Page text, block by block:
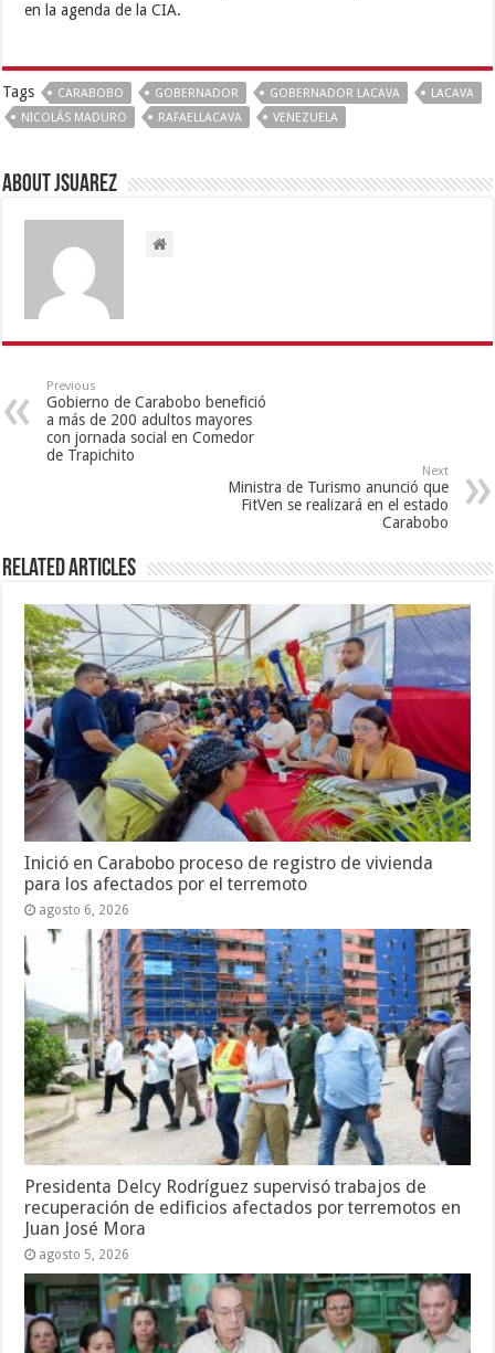
en la agenda de la CIA.
Tags CARABOBO GOBERNADOR GOBERNADOR LACAVA
LACAVA
NICOLÁS MADURO
RAFAELLACAVA VENEZUELA
About Jsuarez
Previous
Gobierno de Carabobo benefició
a más de 200 adultos mayores
con jornada social en Comedor
de Trapichito
Next
Ministra de Turismo anunció que
FitVen se realizará en el estado
Carabobo
Related Articles
Inició en Carabobo proceso de registro de vivienda
para los afectados por el terremoto
agosto 6, 2026
Presidenta Delcy Rodríguez supervisó trabajos de
recuperación de edificios afectados por terremotos en
Juan José Mora
agosto 5, 2026